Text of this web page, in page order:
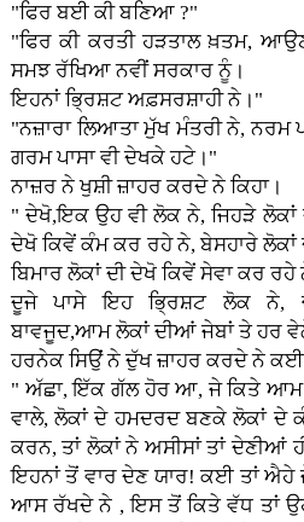
"ਫਿਰ ਬ‌ਈ ਕੀ ਬਣਿਆ ?"
"ਫਿਰ ਕੀ ਕਰਤੀ ਹੜਤਾਲ ਖ਼ਤਮ,
ਸਮਝ ਰੱਖਿਆ ਨਵੀਂ ਸਰਕਾਰ ਨੂੰ।
ਇਹਨਾਂ ਭ੍ਰਿਸ਼ਟ ਅਫ਼ਸਰਸ਼ਾਹੀ ਨੇ।"
"ਨਜ਼ਾਰਾ ਲਿਆਤਾ ਮੁੱਖ ਮੰਤਰੀ ਨੇ, ਨਰਮ
ਗਰਮ ਪਾਸਾ ਵੀ ਦੇਖਕੇ ਹਟੇ।"
ਨਾਜ਼ਰ ਨੇ ਖੁਸ਼ੀ ਜ਼ਾਹਰ ਕਰਦੇ ਨੇ ਕਿਹਾ।
" ਦੇਖੋ,ਇਕ ਉਹ ਵੀ ਲੋਕ ਨੇ, ਜਿਹੜੇ ਲੋਕਾਂ
ਦੇਖੋ ਕਿਵੇਂ ਕੰਮ ਕਰ ਰਹੇ ਨੇ, ਬੇਸਹਾਰੇ ਲੋਕਾਂ
ਬਿਮਾਰ ਲੋਕਾਂ ਦੀ ਦੇਖੋ ਕਿਵੇਂ ਸੇਵਾ ਕਰ ਰਹੇ
ਦੂਜੇ ਪਾਸੇ ਇਹ ਭ੍ਰਿਸ਼ਟ ਲੋਕ ਨੇ,
ਬਾਵਜੂਦ,ਆਮ ਲੋਕਾਂ ਦੀਆਂ ਜੇਬਾਂ ਤੇ ਹਰ
ਹਰਨੇਕ ਸਿਉਂ ਨੇ ਦੁੱਖ ਜ਼ਾਹਰ ਕਰਦੇ ਨੇ ਕ‌ਈ
" ਅੱਛਾ, ਇੱਕ ਗੱਲ ਹੋਰ ਆ, ਜੇ ਕਿਤੇ ਆਮ
ਵਾਲੇ, ਲੋਕਾਂ ਦੇ ਹਮਦਰਦ ਬਣਕੇ ਲੋਕਾਂ ਦੇ
ਕਰਨ, ਤਾਂ ਲੋਕਾਂ ਨੇ ਅਸੀਸਾਂ ਤਾਂ ਦੇਣੀਆਂ
ਇਹਨਾਂ ਤੋਂ ਵਾਰ ਦੇਣ ਯਾਰ! ਕ‌ਈ ਤਾਂ ਐਹੇ
ਆਸ ਰੱਖਦੇ ਨੇ , ਇਸ ਤੋਂ ਕਿਤੇ ਵੱਧ ਤਾਂ